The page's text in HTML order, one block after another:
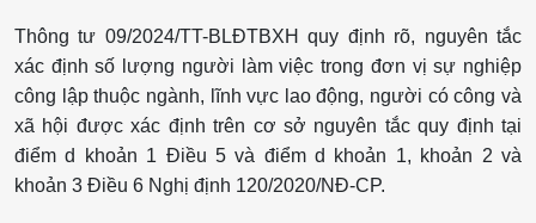
Thông tư 09/2024/TT-BLĐTBXH quy định rõ, nguyên tắc
xác định số lượng người làm việc trong đơn vị sự nghiệp
công lập thuộc ngành, lĩnh vực lao động, người có công và
xã hội được xác định trên cơ sở nguyên tắc quy định tại
điểm d khoản 1 Điều 5 và điểm d khoản 1, khoản 2 và
khoản 3 Điều 6 Nghị định 120/2020/NĐ-CP.